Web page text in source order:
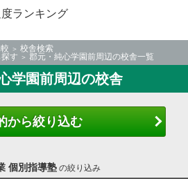
ランキング
校舎検索
す
郡元・純心学園前周辺の校舎一覧
学園前周辺の校舎
から絞り込む
個別指導塾の絞り込み